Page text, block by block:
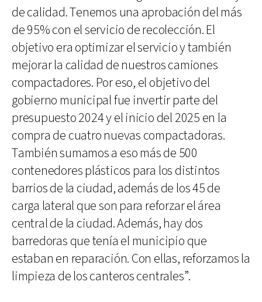
de calidad. Tenemos una aprobación del más
de 95% con el servicio de recolección. El
objetivo era optimizar el servicio y también
mejorar la calidad de nuestros camiones
compactadores. Por eso, el objetivo del
gobierno municipal fue invertir parte del
presupuesto 2024 y el inicio del 2025 en la
compra de cuatro nuevas compactadoras.
También sumamos a eso más de 500
contenedores plásticos para los distintos
barrios de la ciudad, además de los 45 de
carga lateral que son para reforzar el área
central de la ciudad. Además, hay dos
barredoras que tenía el municipio que
estaban en reparación. Con ellas, reforzamos la
limpieza de los canteros centrales”.